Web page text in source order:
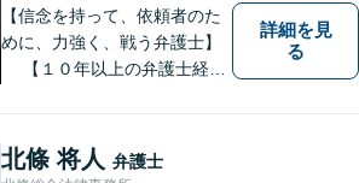
【信念を持って、依頼者のた
めに、力強く、戦う弁護士】
【１０年以上の弁護士経
等の男女トラブル、③顧問弁
護の３つの分野に力を注ぐ弁
護士】
詳細を見
る
北條 将人 弁護士